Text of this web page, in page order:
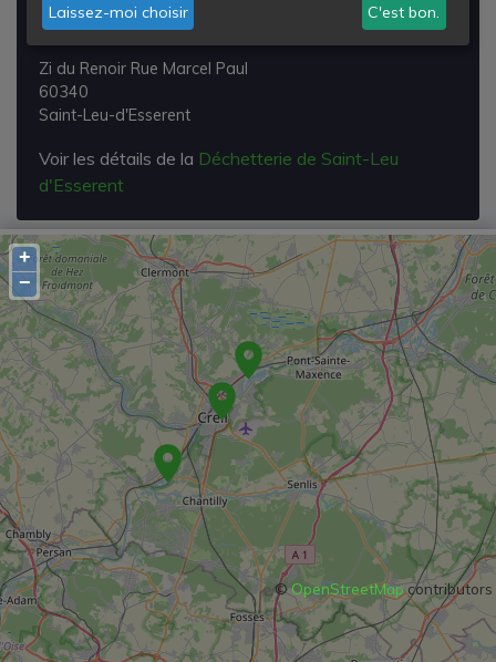
Déchetterie de Saint-Leu d'Esserent
Zi du Renoir Rue Marcel Paul
60340
Saint-Leu-d'Esserent
Voir les détails de la Déchetterie de Saint-Leu
d'Esserent
+
−
©OpenStreetMapcontributors
Laissez-moi choisir C'est bon.